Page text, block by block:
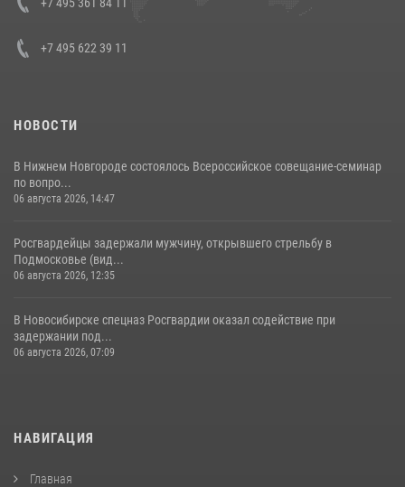
+7 495 622 39 11
НОВОСТИ
В Нижнем Новгороде состоялось Всероссийское совещание-семинар
по вопро...
06 августа 2026, 14:47
Росгвардейцы задержали мужчину, открывшего стрельбу в
Подмосковье (вид...
06 августа 2026, 12:35
В Новосибирске спецназ Росгвардии оказал содействие при
задержании под...
06 августа 2026, 07:09
НАВИГАЦИЯ
Главная